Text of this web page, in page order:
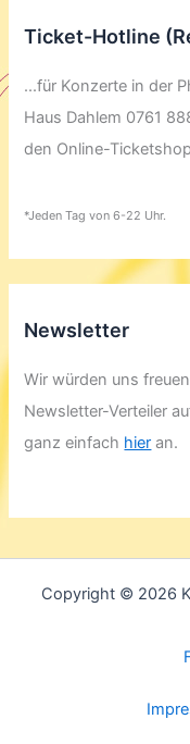
Ticket-Hotline
...für Konzerte in der
Haus Dahlem 0761
den Online-
*Jeden Tag von 6-22 Uhr.
Newsletter
Wir würden uns
Newsletter-Verteiler
ganz einfach hier an.
Copyright © 2026